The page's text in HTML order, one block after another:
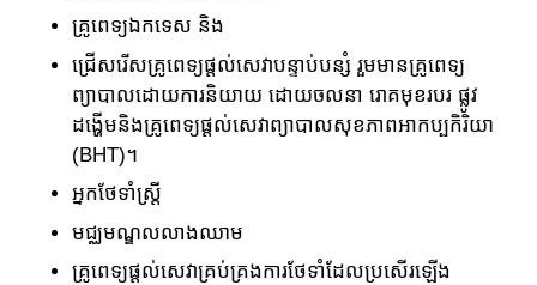
គ្រូពេទ្យឯកទេស និង
ជ្រើសរើសគ្រូពេទ្យផ្តល់សេវាបន្ទាប់បន្សំ រួមមានគ្រូពេទ្យ
ព្យាបាល​ដោយការ​និយាយ ដោយចលនា រោគមុខរបរ ផ្លូវ
ដង្ហើមនិងគ្រូពេទ្យ​ផ្ដល់​សេវា​ព្យាបាលសុខភាពអាកប្បកិរិយា
(BHT)។
អ្នកថែទាំស្ត្រី
មជ្ឈមណ្ឌល​លាងឈាម
គ្រូពេទ្យផ្តល់សេវាគ្រប់គ្រងការថែទាំដែលប្រសើរឡើង